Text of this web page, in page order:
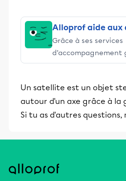
Alloprof aide aux
Grâce à ses services
stimulants, Alloprof
éducative.
Un satellite est un objet
autour d'un axe grâce à la
Si tu as d'autres questions,